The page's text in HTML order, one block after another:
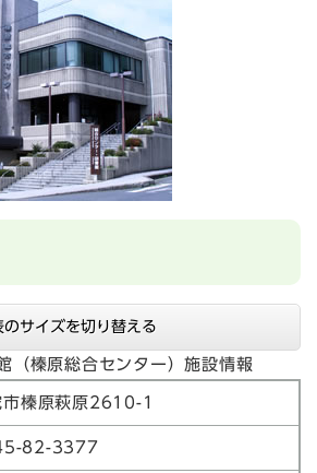
のサイズを切り替える
（榛原総合センター）施設情報
市榛原萩原2610-1
82-3377